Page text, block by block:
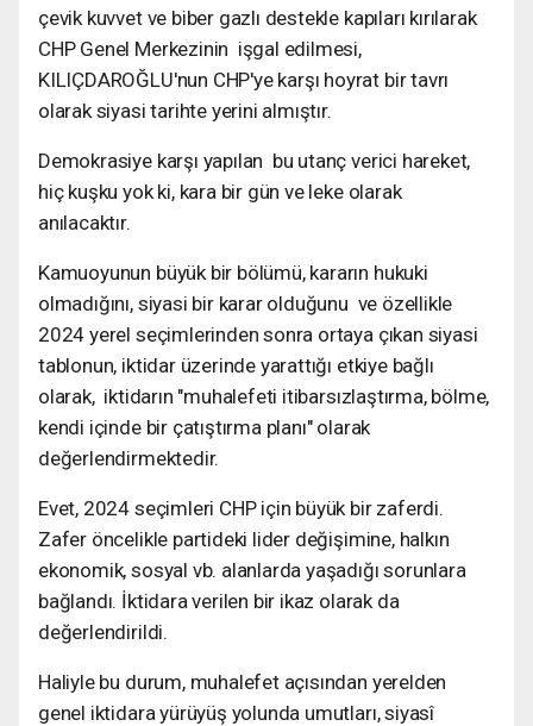
çevik kuvvet ve biber gazlı destekle kapıları kırılarak
CHP Genel Merkezinin işgal edilmesi,
KILIÇDAROĞLU'nun CHP'ye karşı hoyrat bir tavrı
olarak siyasi tarihte yerini almıştır.
Demokrasiye karşı yapılan bu utanç verici hareket,
hiç kuşku yok ki, kara bir gün ve leke olarak
anılacaktır.
Kamuoyunun büyük bir bölümü, kararın hukuki
olmadığını, siyasi bir karar olduğunu ve özellikle
2024 yerel seçimlerinden sonra ortaya çıkan siyasi
tablonun, iktidar üzerinde yarattığı etkiye bağlı
olarak, iktidarın "muhalefeti itibarsızlaştırma, bölme,
kendi içinde bir çatıştırma planı" olarak
değerlendirmektedir.
Evet, 2024 seçimleri CHP için büyük bir zaferdi.
Zafer öncelikle partideki lider değişimine, halkın
ekonomik, sosyal vb. alanlarda yaşadığı sorunlara
bağlandı. İktidara verilen bir ikaz olarak da
değerlendirildi.
Haliyle bu durum, muhalefet açısından yerelden
genel iktidara yürüyüş yolunda umutları, siyasî